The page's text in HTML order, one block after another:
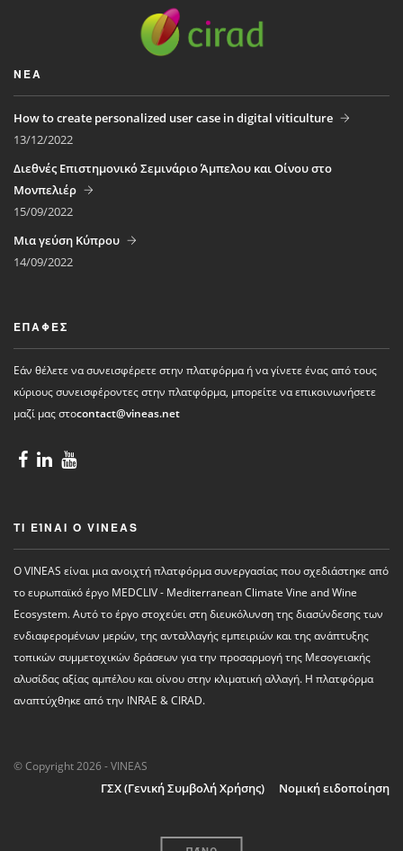
ΝΈΑ
How to create personalized user case in digital viticulture
13/12/2022
Διεθνές Επιστημονικό Σεμινάριο Άμπελου και Οίνου στο
Μονπελιέρ
15/09/2022
Μια γεύση Κύπρου
14/09/2022
ΕΠΑΦΈΣ
Εάν θέλετε να συνεισφέρετε στην πλατφόρμα ή να γίνετε ένας από τους
κύριους συνεισφέροντες στην πλατφόρμα, μπορείτε να επικοινωνήσετε
μαζί μας στοcontact@vineas.net
ΤΙ ΕΊΝΑΙ Ο VINEAS
Ο VINEAS είναι μια ανοιχτή πλατφόρμα συνεργασίας που σχεδιάστηκε από
το ευρωπαϊκό έργο MEDCLIV - Mediterranean Climate Vine and Wine
Ecosystem. Αυτό το έργο στοχεύει στη διευκόλυνση της διασύνδεσης των
ενδιαφερομένων μερών, της ανταλλαγής εμπειριών και της ανάπτυξης
τοπικών συμμετοχικών δράσεων για την προσαρμογή της Μεσογειακής
αλυσίδας αξίας αμπέλου και οίνου στην κλιματική αλλαγή. Η πλατφόρμα
αναπτύχθηκε από την INRAE ​​& CIRAD.
© Copyright 2026 - VINEAS
ΓΣΧ (Γενική Συμβολή Χρήσης) Νομική ειδοποίηση